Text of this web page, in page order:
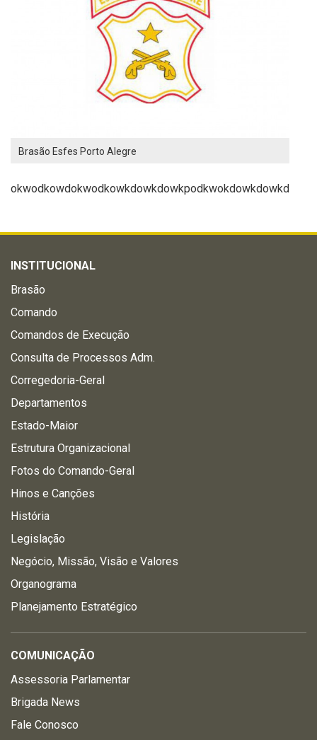
Brasão Esfes Porto Alegre
okwodkowdokwodkowkdowkdowkpodkwokdowkdowkd
INSTITUCIONAL
Brasão
Comando
Comandos de Execução
Consulta de Processos Adm.
Corregedoria-Geral
Departamentos
Estado-Maior
Estrutura Organizacional
Fotos do Comando-Geral
Hinos e Canções
História
Legislação
Negócio, Missão, Visão e Valores
Organograma
Planejamento Estratégico
COMUNICAÇÃO
Assessoria Parlamentar
Brigada News
Fale Conosco